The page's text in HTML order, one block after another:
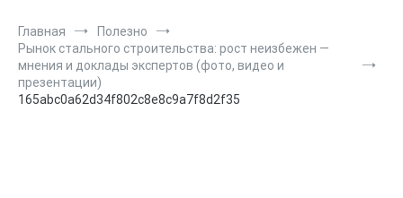
Главная
Полезно
Рынок стального строительства: рост неизбежен —
мнения и доклады экспертов (фото, видео и
презентации)
165abc0a62d34f802c8e8c9a7f8d2f35